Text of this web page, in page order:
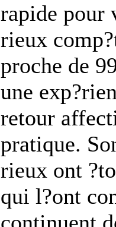
rapide pour
rieux
proche de
une
retour
pratique.
rieux ont
qui l?ont